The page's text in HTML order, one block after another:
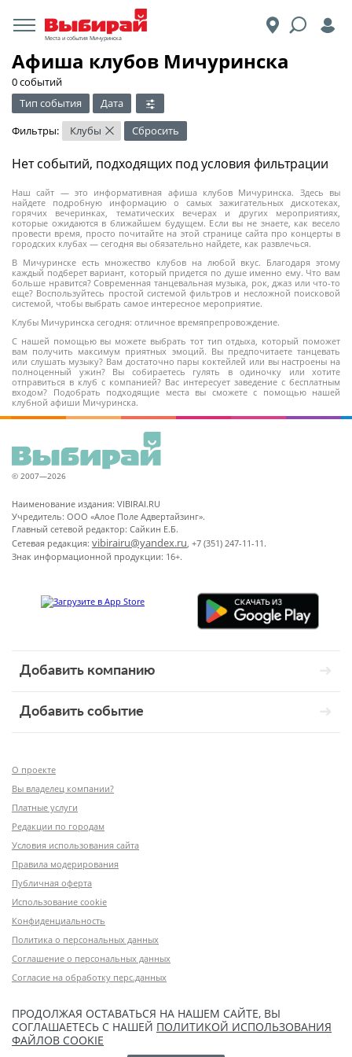
Места и события Мичуринска
Афиша клубов Мичуринска
0 событий
Тип события
Дата
Фильтры:
Клубы × Сбросить
Наш сайт — это информативная афиша клубов Мичуринска. Здесь вы
найдете подробную информацию о самых зажигательных дискотеках,
горячих вечеринках, тематических вечерах и других мероприятиях,
которые ожидаются в ближайшем будущем. Если вы не знаете, как весело
провести время, просто почитайте на этой странице сайта про концерты в
городских клубах — сегодня вы обязательно найдете, как развлечься.
В Мичуринске есть множество клубов на любой вкус. Благодаря этому
каждый подберет вариант, который придется по душе именно ему. Что вам
больше нравится? Современная танцевальная музыка, рок, джаз или что-то
еще? Воспользуйтесь простой системой фильтров и несложной поисковой
системой, чтобы выбрать самое интересное мероприятие.
Клубы Мичуринска сегодня: отличное времяпрепровождение.
С нашей помощью вы можете выбрать тот тип отдыха, который поможет
вам получить максимум приятных эмоций. Вы предпочитаете танцевать
или слушать музыку? Вам достаточно пары коктейлей или вы настроены на
полноценный ужин? Вы собираетесь гулять в одиночку или хотите
отправиться в клуб с компанией? Вас интересует заведение с бесплатным
входом? Подобрать подходящие места вы сможете с помощью нашей
клубной афиши Мичуринска.
Нет событий, подходящих под условия фильтрации
© 2007—2026
Наименование издания: VIBIRAI.RU
Учредитель: ООО «Алое Поле Адвертайзинг».
Главный сетевой редактор: Сайкин Е.Б.
Сетевая редакция: vibirairu@yandex.ru, +7 (351) 247-11-11.
Знак информационной продукции: 16+.
Добавить компанию
Добавить событие
О проекте
Вы владелец компании?
Платные услуги
Редакции по городам
Условия использования сайта
Правила модерирования
Публичная оферта
Использование cookie
Конфиденциальность
Политика о персональных данных
Соглашение о персональных данных
Согласие на обработку перс.данных
ПРОДОЛЖАЯ ОСТАВАТЬСЯ НА НАШЕМ САЙТЕ, ВЫ
СОГЛАШАЕТЕСЬ С НАШЕЙ ПОЛИТИКОЙ ИСПОЛЬЗОВАНИЯ
ФАЙЛОВ COOKIE